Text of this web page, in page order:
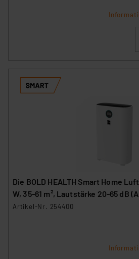
Die BOLD HEALTH Smart Home
W, 35-61 m², Lautstärke 20-65 dB (A), CADR: 510 m³/h,
WLAN
Artikel-Nr. 254400